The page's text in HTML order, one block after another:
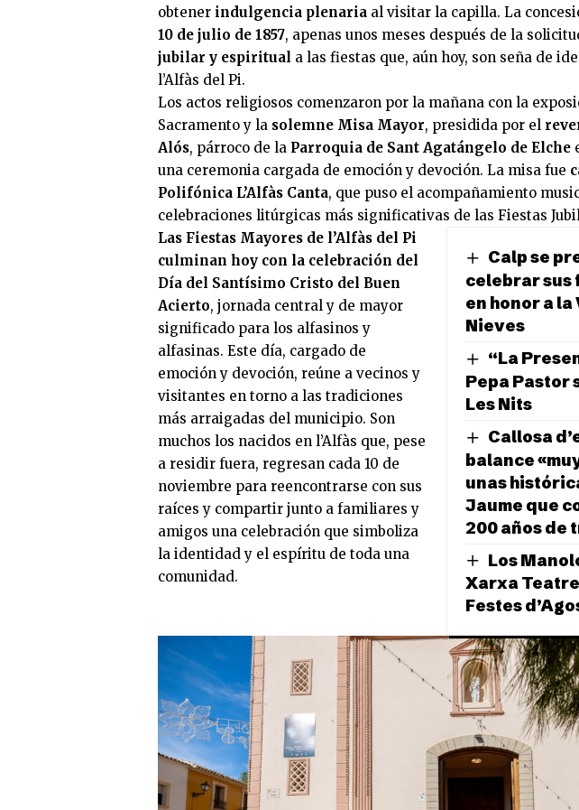
obtener indulgencia plenaria al visitar la capilla. La
10 de julio de 1857, apenas unos meses después de la
jubilar y espiritual a las fiestas que, aún hoy, son seña de
l’Alfàs del Pi.
Los actos religiosos comenzaron por la mañana con la
Sacramento y la solemne Misa Mayor, presidida por el
Alós, párroco de la Parroquia de Sant Agatángelo de Elche
una ceremonia cargada de emoción y devoción. La misa fue
Polifónica L’Alfàs Canta, que puso el acompañamiento
celebraciones litúrgicas más significativas de las Fiestas
Calp se
celebrar sus
en honor a
Nieves
“La
Pepa Pastor
Les Nits
Callosa
balance
unas
Jaume que
200 años de
Los
Xarxa
Festes
Las Fiestas Mayores de l’Alfàs del Pi
culminan hoy con la celebración del
Día del Santísimo Cristo del Buen
Acierto, jornada central y de mayor
significado para los alfasinos y
alfasinas. Este día, cargado de
emoción y devoción, reúne a vecinos y
visitantes en torno a las tradiciones
más arraigadas del municipio. Son
muchos los nacidos en l’Alfàs que, pese
a residir fuera, regresan cada 10 de
noviembre para reencontrarse con sus
raíces y compartir junto a familiares y
amigos una celebración que simboliza
la identidad y el espíritu de toda una
comunidad.